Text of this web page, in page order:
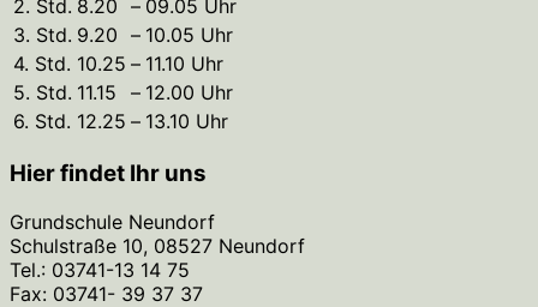
2. Std. 8.20 – 09.05 Uhr
3. Std. 9.20 – 10.05 Uhr
4. Std. 10.25 – 11.10 Uhr
5. Std. 11.15 – 12.00 Uhr
6. Std. 12.25 – 13.10 Uhr
Hier findet Ihr uns
Grundschule Neundorf
Schulstraße 10, 08527 Neundorf
Tel.: 03741-13 14 75
Fax: 03741- 39 37 37